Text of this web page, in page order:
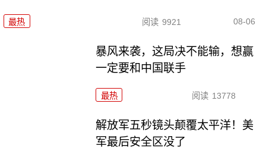
最热 阅读 9921 08-06
暴风来袭，这局决不能输，想赢
一定要和中国联手
最热 阅读 13778
解放军五秒镜头颠覆太平洋！美
军最后安全区没了